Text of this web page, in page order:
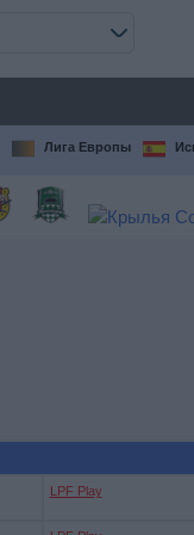
Лига Европы
LPF Play